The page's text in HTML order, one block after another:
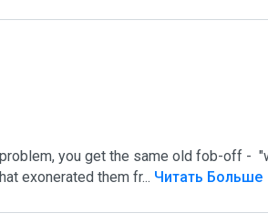
you get the same old fob-off -
exonerated them fr... Читать Больше